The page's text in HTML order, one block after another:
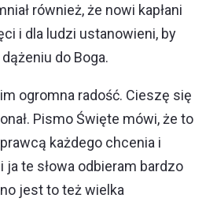
również, że nowi kapłani
i dla ludzi ustanowieni, by
do Boga.
ogromna radość. Cieszę się
Pismo Święte mówi, że to
każdego chcenia i
ja te słowa odbieram bardzo
jest to też wielka